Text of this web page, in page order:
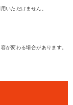
いただけません。
が変わる場合があります。